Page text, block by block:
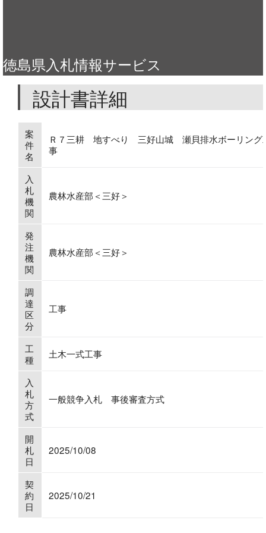
徳島県入札情報サービス
設計書詳細
案
件
名
Ｒ７三耕 地すべり 三好山城 瀬貝排水ボーリング
事
入
札
機
関
農林水産部＜三好＞
発
注
機
関
農林水産部＜三好＞
調
達
区
分
工事
工
種
土木一式工事
入
札
方
式
一般競争入札 事後審査方式
開
札
日
2025/10/08
契
約
日
2025/10/21